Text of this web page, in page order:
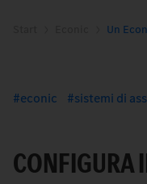
Un
econic sistemi di
CONFIGURA